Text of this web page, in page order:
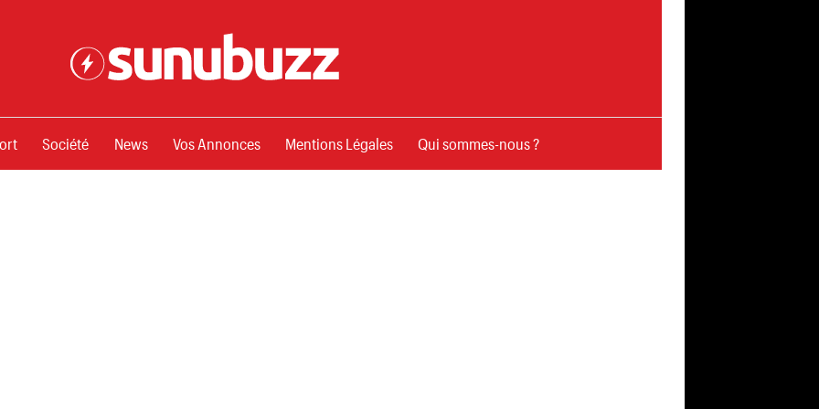
Société News Vos Annonces Mentions Légales Qui sommes-nous ?